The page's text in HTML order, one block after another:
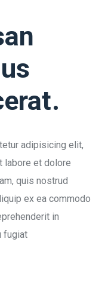
adipisicing elit,
labore et dolore
quis nostrud
ex ea commodo
in
fugiat